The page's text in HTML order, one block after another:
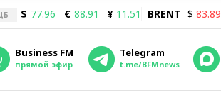
$ 77.96 € 88.91 ¥ 11.51 BRENT $ 83.89
Business FM
прямой эфир
Telegram
t.me/BFMnews